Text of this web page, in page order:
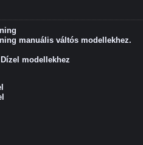
manuális váltós modellekhez.
Dízel modellekhez